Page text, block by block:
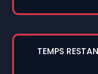
TEMPS